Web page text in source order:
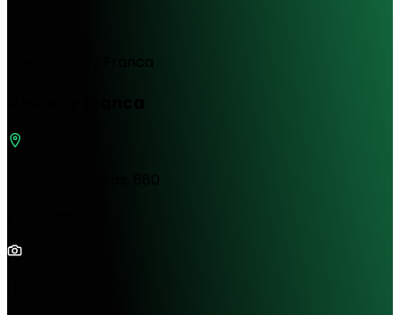
Velocity Franca